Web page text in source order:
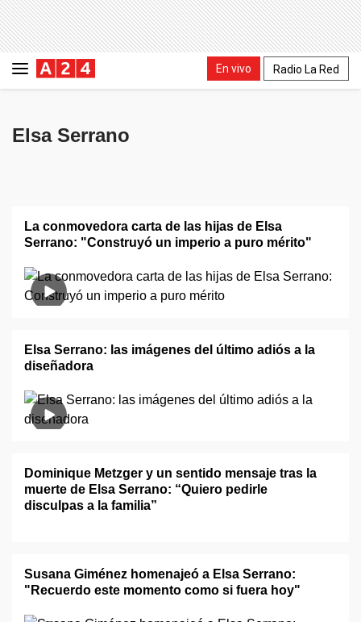
En vivo Radio La Red
Elsa Serrano
La conmovedora carta de las hijas de Elsa
Serrano: "Construyó un imperio a puro mérito"
Elsa Serrano: las imágenes del último adiós a la
diseñadora
Dominique Metzger y un sentido mensaje tras la
muerte de Elsa Serrano: “Quiero pedirle
disculpas a la familia”
Susana Giménez homenajeó a Elsa Serrano:
"Recuerdo este momento como si fuera hoy"